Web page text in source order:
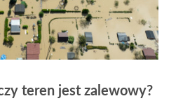
teren jest zalewowy?